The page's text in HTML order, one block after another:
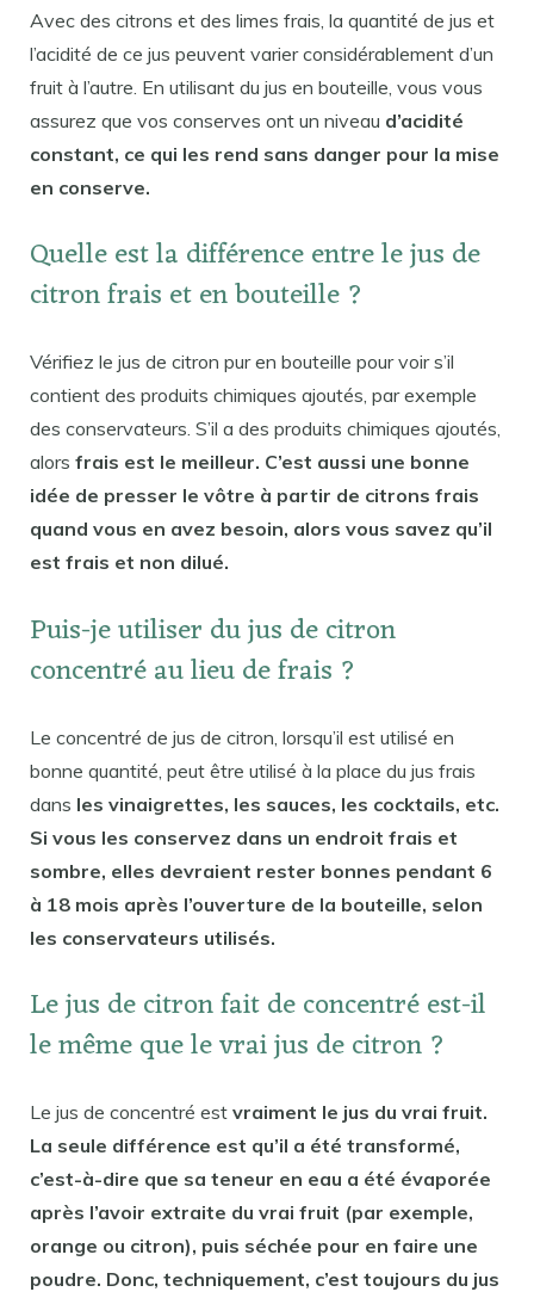
Avec des citrons et des limes frais, la quantité de jus et
l’acidité de ce jus peuvent varier considérablement d’un
fruit à l’autre. En utilisant du jus en bouteille, vous vous
assurez que vos conserves ont un niveau d’acidité
constant, ce qui les rend sans danger pour la mise
en conserve.
Quelle est la différence entre le jus de
citron frais et en bouteille ?
Vérifiez le jus de citron pur en bouteille pour voir s’il
contient des produits chimiques ajoutés, par exemple
des conservateurs. S’il a des produits chimiques ajoutés,
alors frais est le meilleur. C’est aussi une bonne
idée de presser le vôtre à partir de citrons frais
quand vous en avez besoin, alors vous savez qu’il
est frais et non dilué.
Puis-je utiliser du jus de citron
concentré au lieu de frais ?
Le concentré de jus de citron, lorsqu’il est utilisé en
bonne quantité, peut être utilisé à la place du jus frais
dans les vinaigrettes, les sauces, les cocktails, etc.
Si vous les conservez dans un endroit frais et
sombre, elles devraient rester bonnes pendant 6
à 18 mois après l’ouverture de la bouteille, selon
les conservateurs utilisés.
Le jus de citron fait de concentré est-il
le même que le vrai jus de citron ?
Le jus de concentré est vraiment le jus du vrai fruit.
La seule différence est qu’il a été transformé,
c’est-à-dire que sa teneur en eau a été évaporée
après l’avoir extraite du vrai fruit (par exemple,
orange ou citron), puis séchée pour en faire une
poudre. Donc, techniquement, c’est toujours du jus